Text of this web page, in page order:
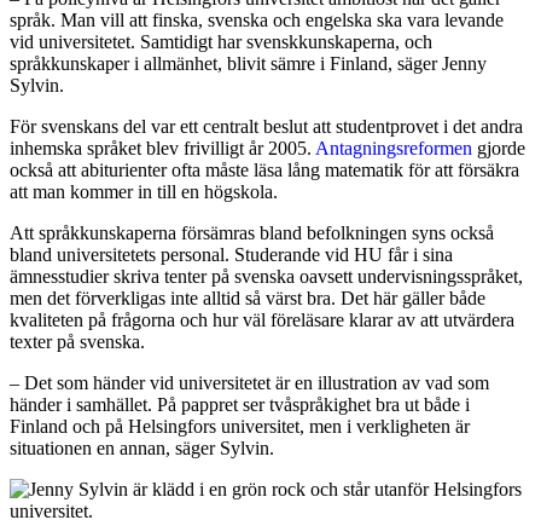
språk. Man vill att finska, svenska och engelska ska vara levande
vid universitetet. Samtidigt har svenskkunskaperna, och
språkkunskaper i allmänhet, blivit sämre i Finland, säger Jenny
Sylvin.
För svenskans del var ett centralt beslut att studentprovet i det andra
inhemska språket blev frivilligt år 2005. Antagningsreformen gjorde
också att abiturienter ofta måste läsa lång matematik för att försäkra
att man kommer in till en högskola.
Att språkkunskaperna försämras bland befolkningen syns också
bland universitetets personal. Studerande vid HU får i sina
ämnesstudier skriva tenter på svenska oavsett undervisningsspråket,
men det förverkligas inte alltid så värst bra. Det här gäller både
kvaliteten på frågorna och hur väl föreläsare klarar av att utvärdera
texter på svenska.
– Det som händer vid universitetet är en illustration av vad som
händer i samhället. På pappret ser tvåspråkighet bra ut både i
Finland och på Helsingfors universitet, men i verkligheten är
situationen en annan, säger Sylvin.